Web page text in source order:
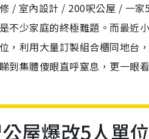
修 / 室內設計 / 200呎公屋 / 一
不少家庭的終極難題。而最近
，利用大量訂製組合櫃同地台
到集體傻眼直呼窒息，更一眼
屋爆改5人單位